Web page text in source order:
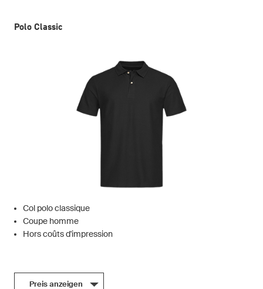
Polo Classic
Col polo classique
Coupe homme
Hors coûts d'impression
Preis anzeigen